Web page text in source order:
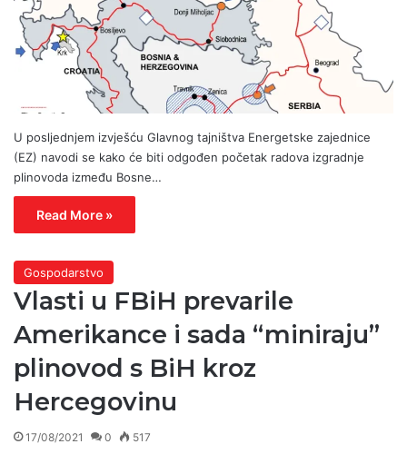
U posljednjem izvješću Glavnog tajništva Energetske zajednice
(EZ) navodi se kako će biti odgođen početak radova izgradnje
plinovoda između Bosne…
Read More »
Gospodarstvo
Vlasti u FBiH prevarile
Amerikance i sada “miniraju”
plinovod s BiH kroz
Hercegovinu
17/08/2021 0 517